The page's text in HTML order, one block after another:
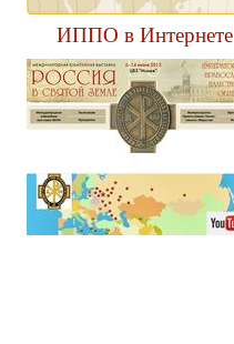
ИППО в Интернете